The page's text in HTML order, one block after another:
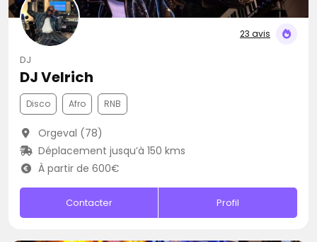
23 avis
DJ
DJ Velrich
Disco Afro RNB
Orgeval (78)
Déplacement jusqu’à 150 kms
À partir de 600€
Contacter Profil